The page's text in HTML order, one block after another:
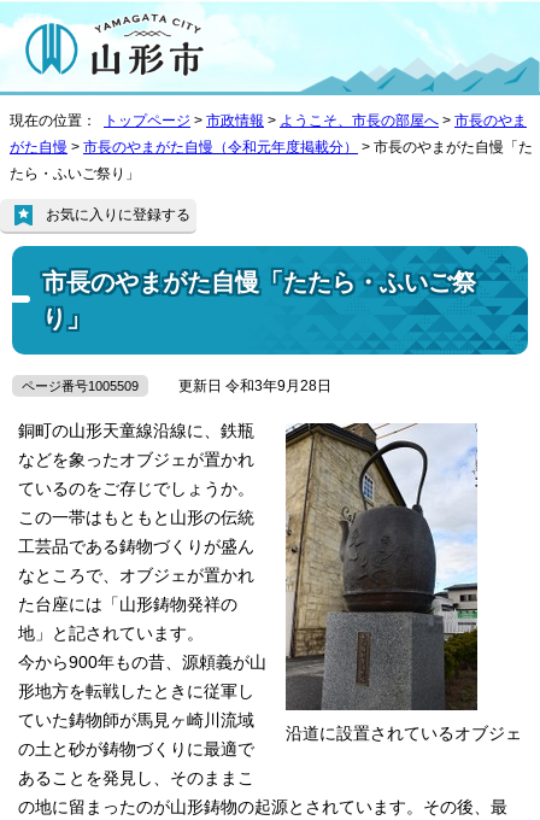
現在の位置： トップページ > 市政情報 > ようこそ、市長の部屋へ > 市長のやま
がた自慢 > 市長のやまがた自慢（令和元年度掲載分）
> 市長のやまがた自慢「た
たら・ふいご祭り」
市長のやまがた自慢「たたら・ふいご祭
り」
お気に入りに登録する
ページ番号1005509 更新日 令和3年9月28日
沿道に設置されているオブジェ
銅町の山形天童線沿線に、鉄瓶
などを象ったオブジェが置かれ
ているのをご存じでしょうか。
この一帯はもともと山形の伝統
工芸品である鋳物づくりが盛ん
なところで、オブジェが置かれ
た台座には「山形鋳物発祥の
地」と記されています。
今から900年もの昔、源頼義が山
形地方を転戦したときに従軍し
ていた鋳物師が馬見ヶ崎川流域
の土と砂が鋳物づくりに最適で
あることを発見し、そのままこ
の地に留まったのが山形鋳物の起源とされています。その後、最